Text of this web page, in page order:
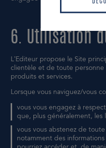
6. Utilisation
L’Editeur propose le Site
clientèle et de toute personne
produits et services.
Lorsque vous naviguez/vous
vous vous engagez à
que, plus généralement, les
vous vous abstenez de
notamment des